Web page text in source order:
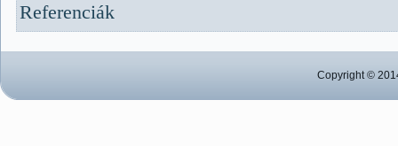
Referenciák
Copyright ©